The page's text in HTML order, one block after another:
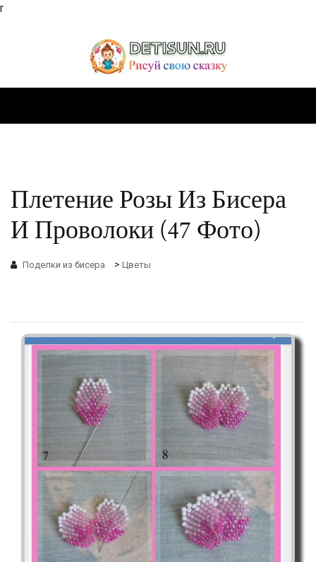
r
Плетение Розы Из Бисера
И Проволоки (47 Фото)
Поделки из бисера > Цветы